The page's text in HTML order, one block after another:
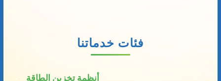
فئات خدماتنا
أنظمة تخزين الطاقة